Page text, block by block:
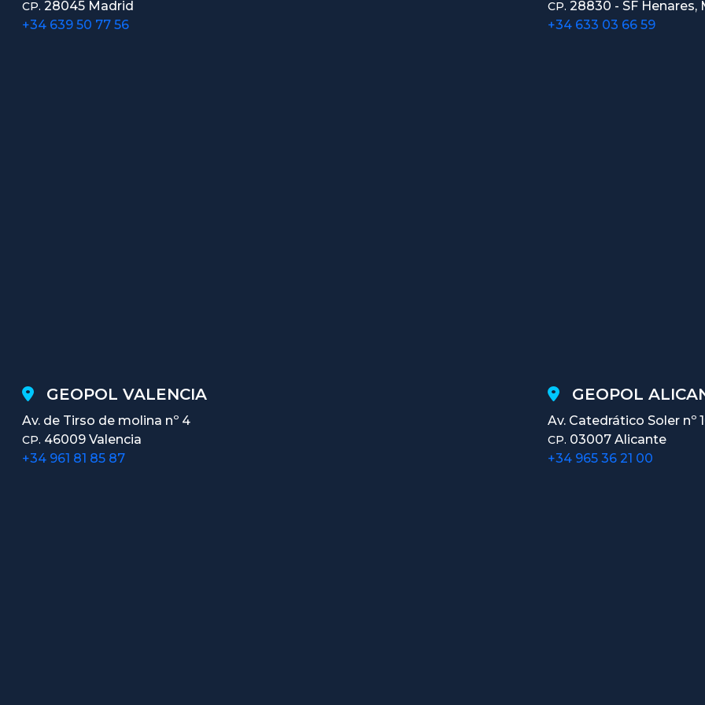
CP. 28045 Madrid
+34 639 50 77 56
CP. 28830 - SF Henares,
+34 633 03 66 59
GEOPOL VALENCIA
Av. de Tirso de molina nº 4
CP. 46009 Valencia
+34 961 81 85 87
GEOPOL
Av. Catedrático Soler nº
CP. 03007 Alicante
+34 965 36 21 00